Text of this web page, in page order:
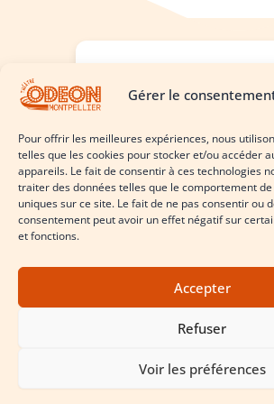
Gérer le
Pour offrir les meilleures expériences, nous
telles que les cookies pour stocker et/ou accéder
appareils. Le fait de consentir à ces technologies
traiter des données telles que le comportement
uniques sur ce site. Le fait de ne pas consentir ou
consentement peut avoir un effet négatif sur
et fonctions.
Accepter
Refuser
Voir les préférences
Le théâtre comme vous ne l’avez
Politique de cookies (UE)
© 2026 Théâtre Odéon Montpellier - Tous